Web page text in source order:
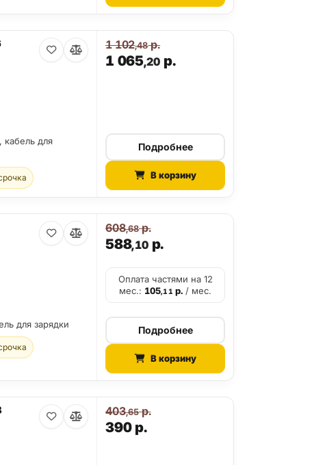
кабель для
1 065,20 р.
1 102,48р.
Подробнее
В корзину
для зарядки
588,10р.
608,68р.
Оплата частями на 12
мес.: 105,11 р./ мес.
Подробнее
В корзину
390р.
403,65р.